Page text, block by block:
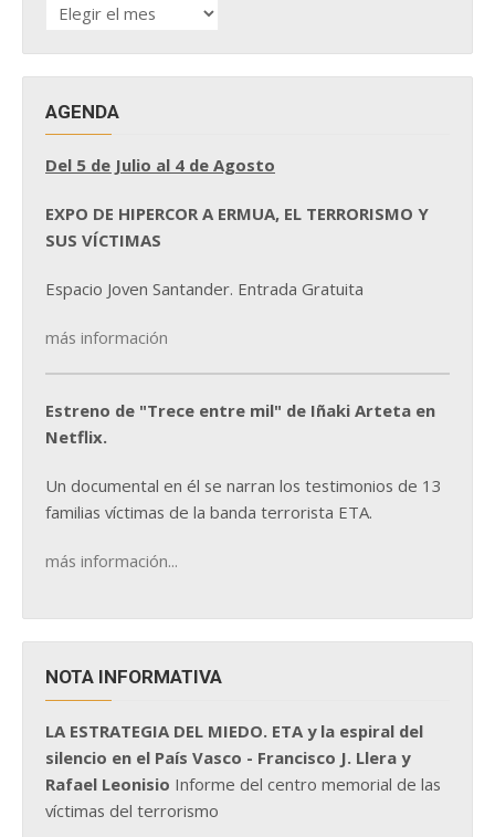
DE
AGENDA
Del 5 de Julio al 4 de Agosto
EXPO DE HIPERCOR A ERMUA, EL TERRORISMO Y
SUS VÍCTIMAS
Espacio Joven Santander. Entrada Gratuita
más información
Estreno de "Trece entre mil" de Iñaki Arteta en
Netflix.
Un documental en él se narran los testimonios de 13
familias víctimas de la banda terrorista ETA.
más información...
NOTA INFORMATIVA
LA ESTRATEGIA DEL MIEDO. ETA y la espiral del
silencio en el País Vasco - Francisco J. Llera y
Rafael Leonisio Informe del centro memorial de las
víctimas del terrorismo